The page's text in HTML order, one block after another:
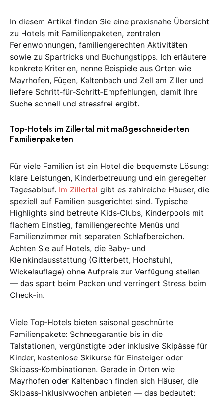
In diesem Artikel finden Sie eine praxisnahe Übersicht
zu Hotels mit Familienpaketen, zentralen
Ferienwohnungen, familiengerechten Aktivitäten
sowie zu Spartricks und Buchungstipps. Ich erläutere
konkrete Kriterien, nenne Beispiele aus Orten wie
Mayrhofen, Fügen, Kaltenbach und Zell am Ziller und
liefere Schritt‑für‑Schritt‑Empfehlungen, damit Ihre
Suche schnell und stressfrei ergibt.
Top‑Hotels im Zillertal mit maßgeschneiderten
Familienpaketen
Für viele Familien ist ein Hotel die bequemste Lösung:
klare Leistungen, Kinderbetreuung und ein geregelter
Tagesablauf. Im Zillertal gibt es zahlreiche Häuser, die
speziell auf Familien ausgerichtet sind. Typische
Highlights sind betreute Kids‑Clubs, Kinderpools mit
flachem Einstieg, familiengerechte Menüs und
Familienzimmer mit separaten Schlafbereichen.
Achten Sie auf Hotels, die Baby‑ und
Kleinkindausstattung (Gitterbett, Hochstuhl,
Wickelauflage) ohne Aufpreis zur Verfügung stellen
— das spart beim Packen und verringert Stress beim
Check‑in.
Viele Top‑Hotels bieten saisonal geschnürte
Familienpakete: Schneegarantie bis in die
Talstationen, vergünstigte oder inklusive Skipässe für
Kinder, kostenlose Skikurse für Einsteiger oder
Skipass‑Kombinationen. Gerade in Orten wie
Mayrhofen oder Kaltenbach finden sich Häuser, die
Skipass‑Inklusivwochen anbieten — das bedeutet: